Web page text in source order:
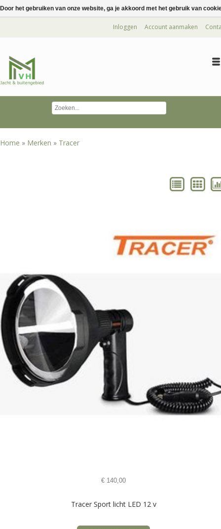
Inloggen Account aanmaken
Home » Merken » Tracer
€ 140,00
Tracer Sport licht LED 12 v
Door het gebruiken van onze website, ga je akkoord met het gebruik van